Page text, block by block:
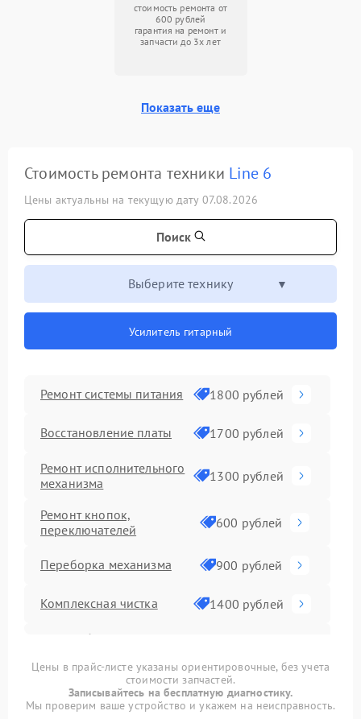
стоимость ремонта от
600 рублей
гарантия на ремонт и
запчасти до 3х лет
Показать еще
Стоимость ремонта техники Line 6
Цены актуальны на текущую дату 07.08.2026
Поиск
Выберите технику
Усилитель гитарный
Ремонт системы питания 1800 рублей
Восстановление платы 1700 рублей
Ремонт исполнительного
механизма
1300 рублей
Ремонт кнопок,
переключателей
600 рублей
Переборка механизма 900 рублей
Комплексная чистка 1400 рублей
Ремонт блока УНЧ или
Ремонт цепи питания 1300 рублей
Цены в прайс-листе указаны ориентировочные, без учета
стоимости запчастей.
Записывайтесь на бесплатную диагностику.
Мы проверим ваше устройство и укажем на неисправность.